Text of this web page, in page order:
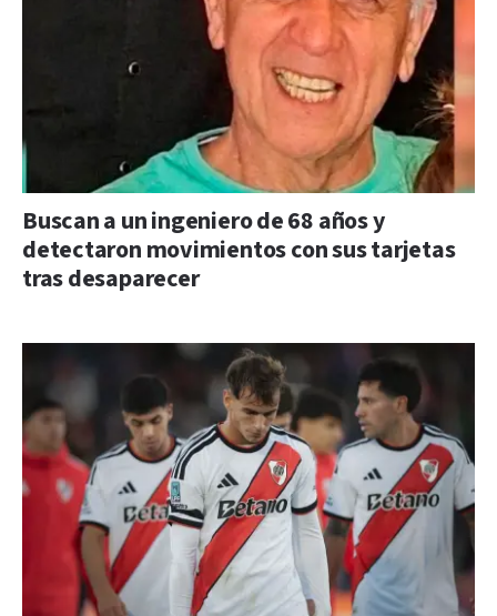
Buscan a un ingeniero de 68 años y
detectaron movimientos con sus tarjetas
tras desaparecer